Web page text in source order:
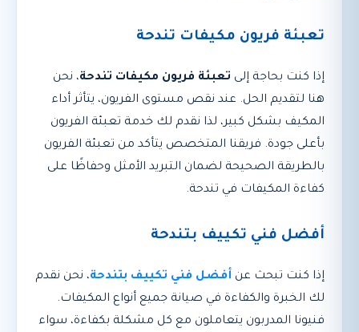
تعبئة فريون مكيفات تندحة
إذا كنت بحاجة إلى تعبئة فريون مكيفات تندحة، نحن
هنا لتقديم الحل. عند نقص مستوى الفريون، يتأثر أداء
المكيف بشكل كبير، لذا نقدم لك خدمة تعبئة الفريون
بأعلى جودة. فريقنا المتخصص يتأكد من تعبئة الفريون
بالطريقة الصحيحة لضمان التبريد الأمثل وحفاظًا على
كفاءة المكيفات في تندحة.
أفضل فني تكييف بتندحة
إذا كنت تبحث عن أفضل فني تكييف بتندحة، نحن نقدم
لك الخبرة والكفاءة في صيانة جميع أنواع المكيفات.
فنيونا المدربون يتعاملون مع كل مشكلة بكفاءة، سواء